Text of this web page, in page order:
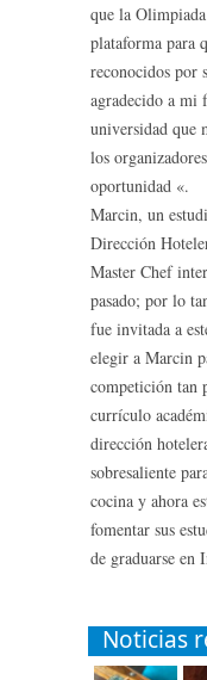
que la
plataforma para
reconocidos por
agradecido a mi
universidad que
los
oportunidad «.
Marcin, un
Dirección
Master Chef
pasado; por lo
fue invitada a
elegir a Marcin
competición tan
currículo
dirección
sobresaliente
cocina y ahora
fomentar sus
de graduarse en
Noticias